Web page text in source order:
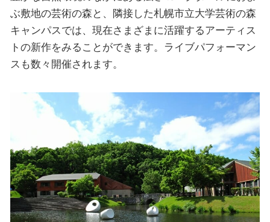
ぶ敷地の芸術の森と、隣接した札幌市立大学芸術の森
キャンパスでは、現在さまざまに活躍するアーティス
トの新作をみることができます。ライブパフォーマン
スも数々開催されます。